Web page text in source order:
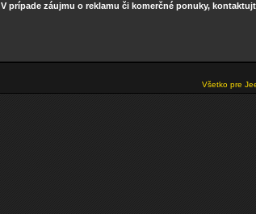
V prípade záujmu o reklamu či komerčné ponuky,
Všetko pre